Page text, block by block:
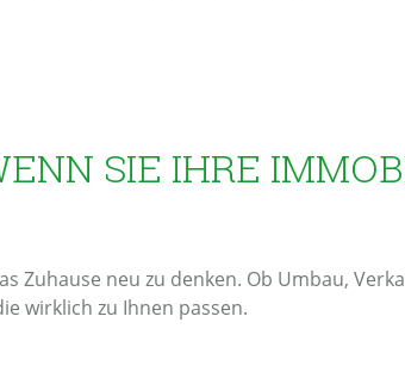
SIE IHRE
Zuhause neu zu denken. Ob Umbau,
wirklich zu Ihnen passen.